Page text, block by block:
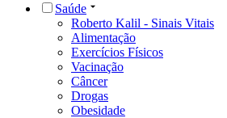
Saúde
Roberto Kalil - Sinais Vitais
Alimentação
Exercícios Físicos
Vacinação
Câncer
Drogas
Obesidade